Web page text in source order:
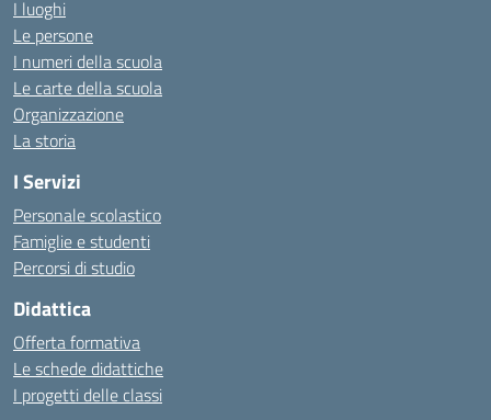
I luoghi
Le persone
I numeri della scuola
Le carte della scuola
Organizzazione
La storia
I Servizi
Personale scolastico
Famiglie e studenti
Percorsi di studio
Didattica
Offerta formativa
Le schede didattiche
I progetti delle classi